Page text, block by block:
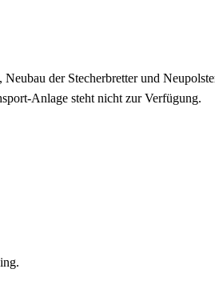
der Stecherbretter und
Anlage steht nicht zur Verfügung.